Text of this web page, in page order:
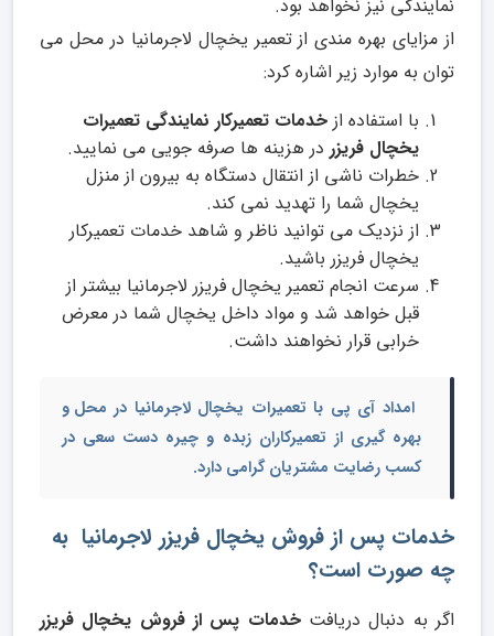
نمایندگی نیز نخواهد بود.
از مزایای بهره مندی از تعمیر یخچال لاجرمانیا در محل می
توان به موارد زیر اشاره کرد:
با استفاده از خدمات تعمیرکار نمایندگی تعمیرات
یخچال فریزر در هزینه ها صرفه جویی می نمایید.
خطرات ناشی از انتقال دستگاه به بیرون از منزل
یخچال شما را تهدید نمی کند.
از نزدیک می توانید ناظر و شاهد خدمات تعمیرکار
یخچال فریزر باشید.
سرعت انجام تعمیر یخچال فریزر لاجرمانیا بیشتر از
قبل خواهد شد و مواد داخل یخچال شما در معرض
خرابی قرار نخواهند داشت.
امداد آی پی با تعمیرات یخچال لاجرمانیا در محل و
بهره گیری از تعمیرکاران زبده و چیره دست سعی در
کسب رضایت مشتریان گرامی دارد.
خدمات پس از فروش یخچال فریزر لاجرمانیا به
چه صورت است؟
اگر به دنبال دریافتخدمات پس از فروش یخچال فریزر